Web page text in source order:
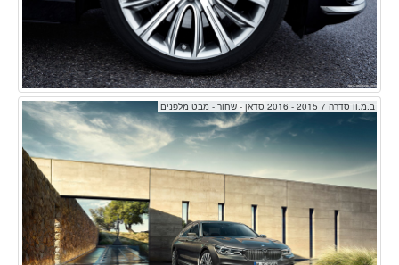
ב.מ.וו סדרה 7 2015 - 2016 סדאן - שחור - מבט מלפנים